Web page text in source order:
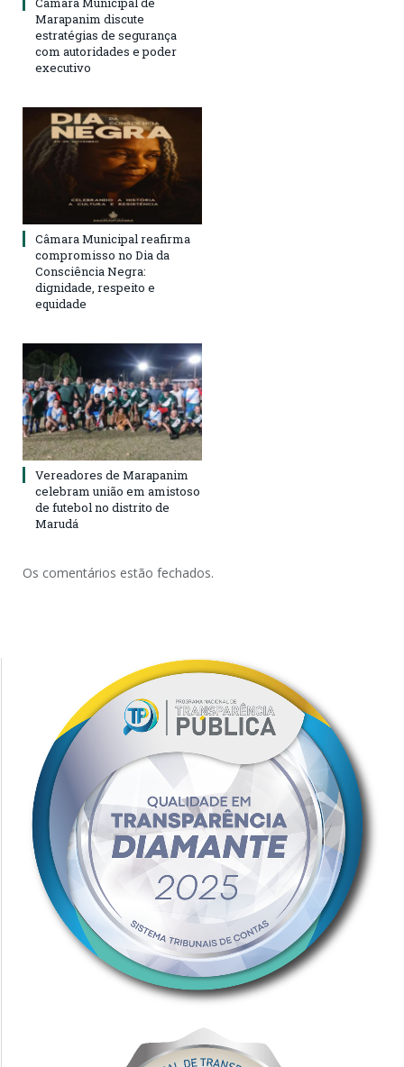
Marapanim discute
estratégias de segurança
com autoridades e poder
executivo
Câmara Municipal reafirma
compromisso no Dia da
Consciência Negra:
dignidade, respeito e
equidade
Vereadores de Marapanim
celebram união em amistoso
de futebol no distrito de
Marudá
Os comentários estão fechados.